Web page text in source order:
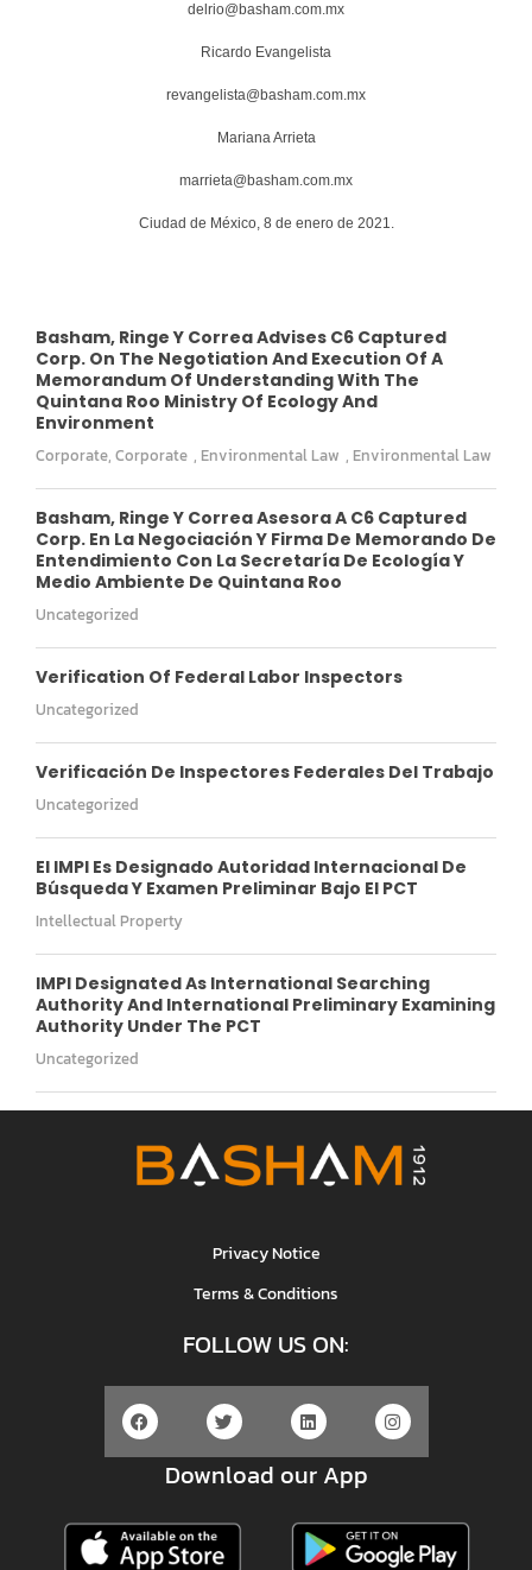
delrio@basham.com.mx
Ricardo Evangelista
revangelista@basham.com.mx
Mariana Arrieta
marrieta@basham.com.mx
Ciudad de México, 8 de enero de 2021.
Basham, Ringe Y Correa Advises C6 Captured
Corp. On The Negotiation And Execution Of A
Memorandum Of Understanding With The
Quintana Roo Ministry Of Ecology And
Environment
Corporate, Corporate , Environmental Law , Environmental Law
Basham, Ringe Y Correa Asesora A C6 Captured
Corp. En La Negociación Y Firma De Memorando De
Entendimiento Con La Secretaría De Ecología Y
Medio Ambiente De Quintana Roo
Uncategorized
Verification Of Federal Labor Inspectors
Uncategorized
Verificación De Inspectores Federales Del Trabajo
Uncategorized
El IMPI Es Designado Autoridad Internacional De
Búsqueda Y Examen Preliminar Bajo El PCT
Intellectual Property
IMPI Designated As International Searching
Authority And International Preliminary Examining
Authority Under The PCT
Uncategorized
Privacy Notice
Terms & Conditions
FOLLOW US ON:
Download our App